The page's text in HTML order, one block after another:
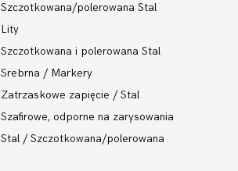
Szczotkowana/polerowana Stal
Lity
Szczotkowana i polerowana Stal
Srebrna / Markery
Zatrzaskowe zapięcie / Stal
Szafirowe, odporne na zarysowania
Stal / Szczotkowana/polerowana